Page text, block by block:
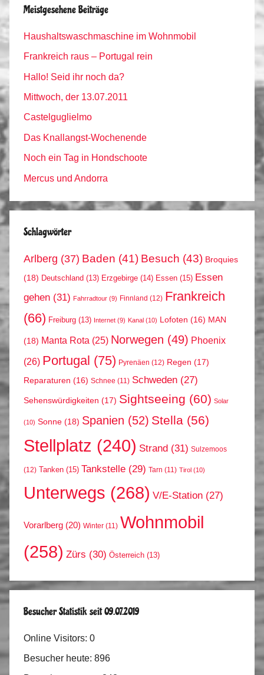
Meistgesehene Beiträge
Haushaltswaschmaschine im Wohnmobil
Frankreich raus – Portugal rein
Hallo! Seid ihr noch da?
Mittwoch, der 13.07.2011
Castelguglielmo
Das Knallangst-Wochenende
Noch ein Tag in Hondschoote
Mercus und Andorra
Schlagwörter
Arlberg (37) Baden (41) Besuch (43) Broquies
(18) Deutschland (13) Erzgebirge (14) Essen (15) Essen
gehen (31) Fahrradtour (9) Finnland (12) Frankreich
(66) Freiburg (13) Internet (9) Kanal (10) Lofoten (16) MAN
(18) Manta Rota (25) Norwegen (49) Phoenix
(26) Portugal (75) Pyrenäen (12) Regen (17)
Reparaturen (16) Schnee (11) Schweden (27)
Sehenswürdigkeiten (17) Sightseeing (60) Solar
(10) Sonne (18) Spanien (52) Stella (56)
Stellplatz (240) Strand (31) Sulzemoos
(12) Tanken (15) Tankstelle (29) Tarn (11) Tirol (10)
Unterwegs (268) V/E-Station (27)
Vorarlberg (20) Winter (11) Wohnmobil
(258) Zürs (30) Österreich (13)
Besucher Statistik seit 09.07.2019
Online Visitors: 0
Besucher heute: 896